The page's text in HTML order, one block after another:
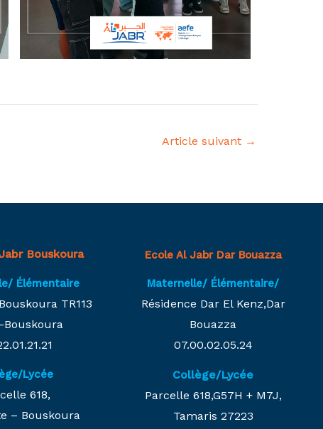
Article suivant →
Bouskoura
Élémentaire
TR113
Lycée
618,
– Bouskoura
Ecole Al Jabr Dar Bouazza
Maternelle/ Élémentaire/
Résidence Dar El Kenz,Dar
Bouazza
07.00.02.05.24
Collège/Lycée
Parcelle 618,G57H + M7J,
Tamaris 27223